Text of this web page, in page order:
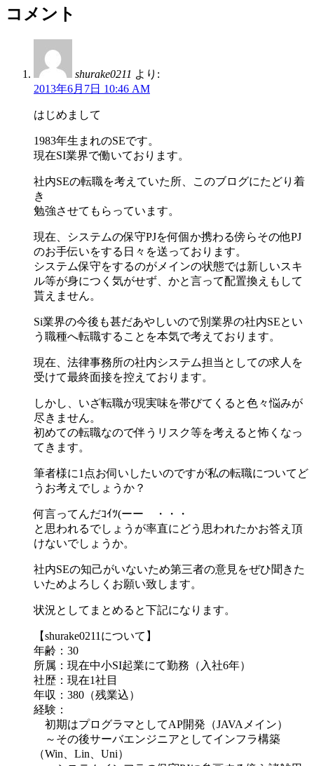
コメント
shurake0211 より:
2013年6月7日 10:46 AM
はじめまして
1983年生まれのSEです。
現在SI業界で働いております。
社内SEの転職を考えていた所、このブログにたどり着
き
勉強させてもらっています。
現在、システムの保守PJを何個か携わる傍らその他PJ
のお手伝いをする日々を送っております。
システム保守をするのがメインの状態では新しいスキ
ル等が身につく気がせず、かと言って配置換えもして
貰えません。
Si業界の今後も甚だあやしいので別業界の社内SEとい
う職種へ転職することを本気で考えております。
現在、法律事務所の社内システム担当としての求人を
受けて最終面接を控えております。
しかし、いざ転職が現実味を帯びてくると色々悩みが
尽きません。
初めての転職なので伴うリスク等を考えると怖くなっ
てきます。
筆者様に1点お伺いしたいのですが私の転職についてど
うお考えでしょうか？
何言ってんだｺｲﾂ(ーーゞ・・・
と思われるでしょうが率直にどう思われたかお答え頂
けないでしょうか。
社内SEの知己がいないため第三者の意見をぜひ聞きた
いためよろしくお願い致します。
状況としてまとめると下記になります。
【shurake0211について】
年齢：30
所属：現在中小SI起業にて勤務（入社6年）
社歴：現在1社目
年収：380（残業込）
経験：
初期はプログラマとしてAP開発（JAVAメイン）
～その後サーバエンジニアとしてインフラ構築
（Win、Lin、Uni）